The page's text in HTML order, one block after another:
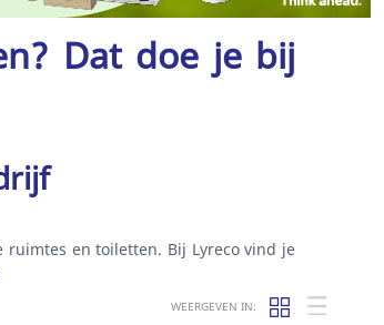
Dat doe je bij
ruimtes en toiletten. Bij Lyreco vind je
WEERGEVEN IN: